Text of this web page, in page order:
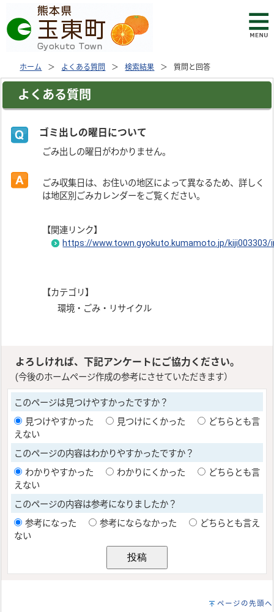
ホーム よくある質問 検索結果 質問と回答
よくある質問
ゴミ出しの曜日について
ごみ出しの曜日がわかりません。
ごみ収集日は、お住いの地区によって異なるため、詳しく
は地区別ごみカレンダーをご覧ください。
【関連リンク】
https://www.town.gyokuto.kumamoto.jp/kiji003303/
【カテゴリ】
環境・ごみ・リサイクル
ページの先頭へ